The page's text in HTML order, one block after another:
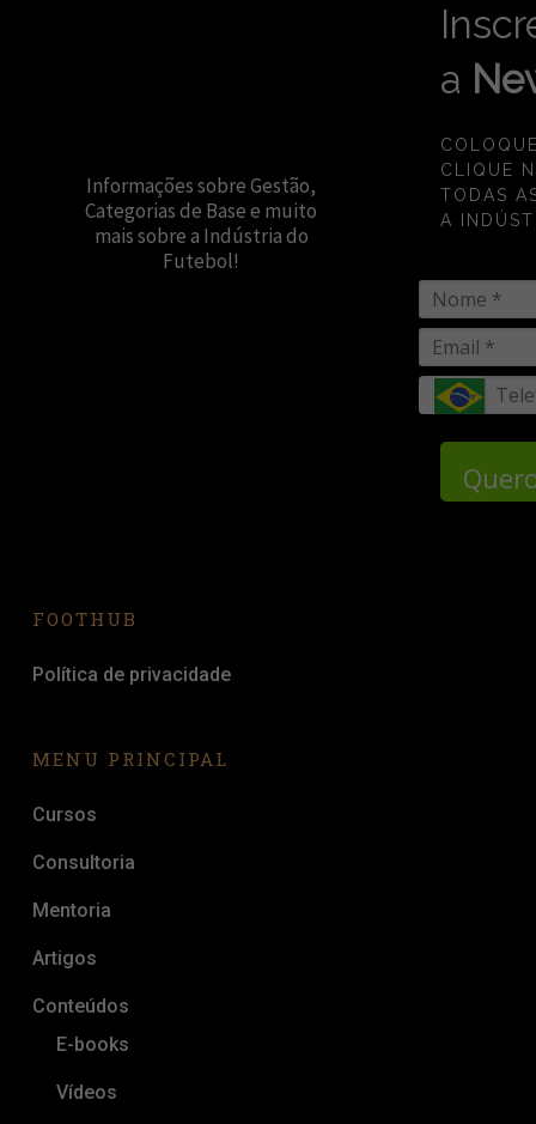
Informações sobre Gestão,
Categorias de Base e muito
mais sobre a Indústria do
Futebol!
a
CLIQUE
TODAS
A
FOOTHUB
Política de privacidade
MENU PRINCIPAL
Cursos
Consultoria
Mentoria
Artigos
Conteúdos
E-books
Vídeos